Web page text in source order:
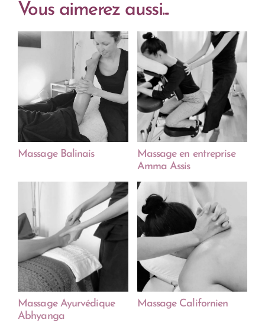
Vous aimerez aussi...
Massage Balinais
Massage en entreprise
Amma Assis
Massage Ayurvédique
Abhyanga
Massage Californien